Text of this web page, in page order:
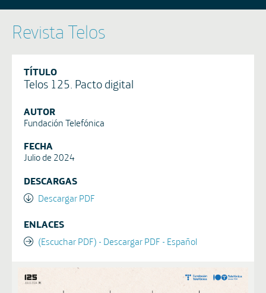
Revista Telos
TÍTULO
Telos 125. Pacto digital
AUTOR
Fundación Telefónica
FECHA
Julio de 2024
DESCARGAS
Descargar PDF
ENLACES
(Escuchar PDF) - Descargar PDF - Español